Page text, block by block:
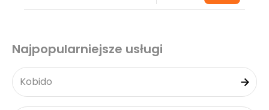
Najpopularniejsze usługi
Kobido